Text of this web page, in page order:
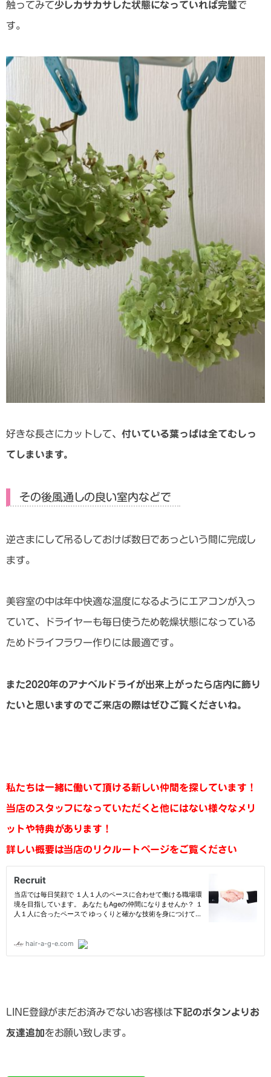
触ってみて少しカサカサした状態になっていれば完璧で
す。
好きな長さにカットして、 付いている葉っぱは全てむしっ
てしまいます。
その後風通しの良い室内などで
逆さまにして吊るしておけば数日であっという間に完成し
ます。
美容室の中は年中快適な温度になるようにエアコンが入っ
ていて、ドライヤーも毎日使うため乾燥状態になっている
ためドライフラワー作りには最適です。
また2020年のアナベルドライが出来上がったら店内に飾り
たいと思いますのでご来店の際はぜひご覧くださいね。
私たちは一緒に働いて頂ける新しい仲間を探しています！
当店のスタッフになっていただくと他にはない様々なメリ
ットや特典があります！
詳しい概要は当店のリクルートページをご覧ください
LINE登録がまだお済みでないお客様は下記のボタンよりお
友達追加をお願い致します。